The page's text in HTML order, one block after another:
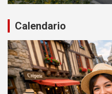
Calendario